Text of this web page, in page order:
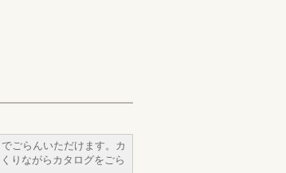
ごらんいただけます。カ
りながらカタログをごら